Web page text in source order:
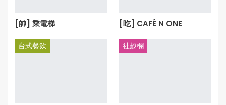
[帥] 乘電梯 [吃] CAFÉ N ONE
台式餐飲 社趣欄